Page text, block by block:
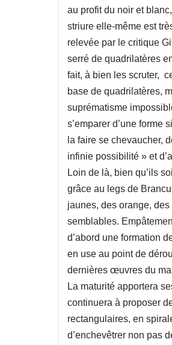
au profit du noir et
striure elle-même est
relevée par le critique
serré de quadrilatères
fait, à bien les scruter,
base de quadrilatères,
suprématisme
s’emparer d’une forme
la faire se chevaucher,
infinie possibilité » et
Loin de là, bien qu’ils
grâce au legs de
jaunes, des orange,
semblables.
d’abord une formation
en use au point de
dernières œuvres du
La maturité apportera
continuera à proposer
rectangulaires, en
d’enchevêtrer non pas